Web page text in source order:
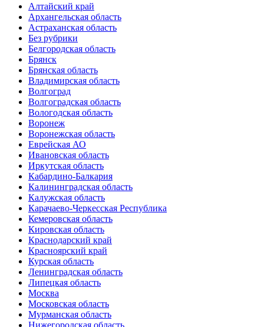
Алтайский край
Архангельская область
Астраханская область
Без рубрики
Белгородская область
Брянск
Брянская область
Владимирская область
Волгоград
Волгоградская область
Вологодская область
Воронеж
Воронежская область
Еврейская АО
Ивановская область
Иркутская область
Кабардино-Балкария
Калининградская область
Калужская область
Карачаево-Черкесская Республика
Кемеровская область
Кировская область
Краснодарский край
Красноярский край
Курская область
Ленинградская область
Липецкая область
Москва
Московская область
Мурманская область
Нижегородская область